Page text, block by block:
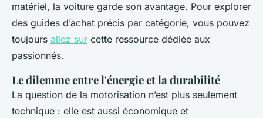
matériel, la voiture garde son avantage. Pour explorer
des guides d’achat précis par catégorie, vous pouvez
toujours allez sur cette ressource dédiée aux
passionnés.
Le dilemme entre l'énergie et la durabilité
La question de la motorisation n’est plus seulement
technique : elle est aussi économique et